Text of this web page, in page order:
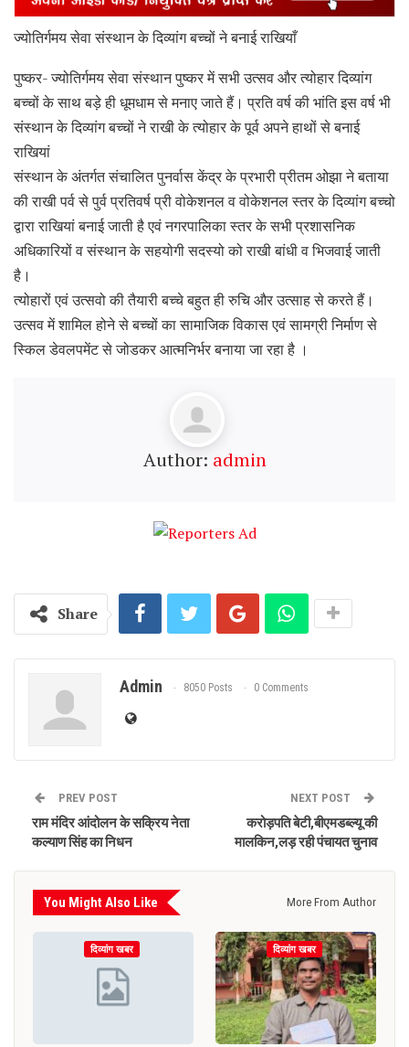
ज्योतिर्गमय सेवा संस्थान के दिव्यांग बच्चों ने बनाई राखियाँ
पुष्कर- ज्योतिर्गमय सेवा संस्थान पुष्कर में सभी उत्सव और त्योहार दिव्यांग
बच्चों के साथ बड़े ही धूमधाम से मनाए जाते हैं। प्रति वर्ष की भांति इस वर्ष भी
संस्थान के दिव्यांग बच्चों ने राखी के त्योहार के पूर्व अपने हाथों से बनाई
राखियां
संस्थान के अंतर्गत संचालित पुनर्वास केंद्र के प्रभारी प्रीतम ओझा ने बताया
की राखी पर्व से पुर्व प्रतिवर्ष प्री वोकेशनल व वोकेशनल स्तर के दिव्यांग बच्चो
द्वारा राखियां बनाई जाती है एवं नगरपालिका स्तर के सभी प्रशासनिक
अधिकारियों व संस्थान के सहयोगी सदस्यो को राखी बांधी व भिजवाई जाती
है।
त्योहारों एवं उत्सवो की तैयारी बच्चे बहुत ही रुचि और उत्साह से करते हैं।
उत्सव में शामिल होने से बच्चों का सामाजिक विकास एवं सामग्री निर्माण से
स्किल डेवलपमेंट से जोडकर आत्मनिर्भर बनाया जा रहा है ।
Author: admin
Share
Admin 8050 Posts 0 Comments
PREV POST
राम मंदिर आंदोलन के सक्रिय नेता
कल्याण सिंह का निधन
NEXT POST
करोड़पति बेटी,बीएमडब्ल्यू की
मालकिन,लड़ रही पंचायत चुनाव
You Might Also Like More From Author
दिव्यांग खबर दिव्यांग खबर